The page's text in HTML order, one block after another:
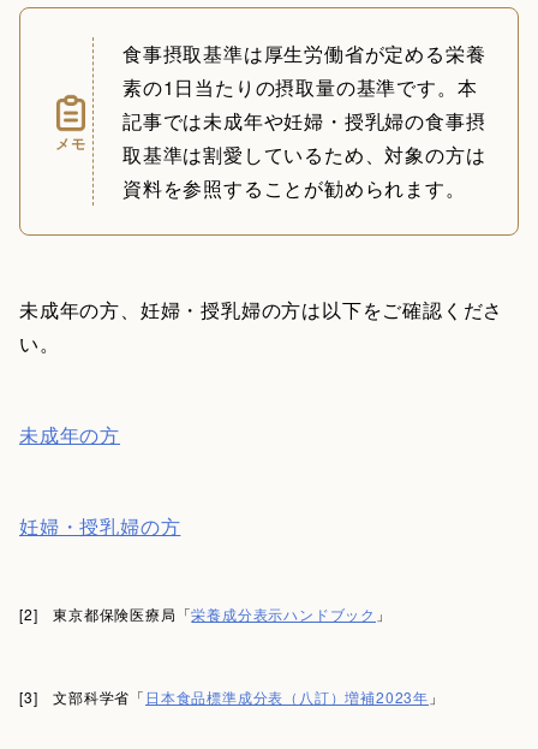
メモ
食事摂取基準は厚生労働省が定める栄養
素の1日当たりの摂取量の基準です。本
記事では未成年や妊婦・授乳婦の食事摂
取基準は割愛しているため、対象の方は
資料を参照することが勧められます。
未成年の方、妊婦・授乳婦の方は以下をご確認くださ
い。
未成年の方
妊婦・授乳婦の方
[2] 東京都保険医療局「栄養成分表示ハンドブック 」
[3] 文部科学省「 日本食品標準成分表（八訂）増補2023年 」